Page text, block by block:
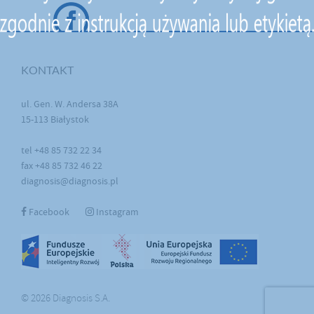
KONTAKT
ul. Gen. W. Andersa 38A
15-113 Białystok
tel +48 85 732 22 34
fax +48 85 732 46 22
diagnosis@diagnosis.pl
Facebook Instagram
© 2026 Diagnosis S.A.